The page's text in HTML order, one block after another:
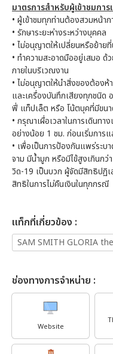
มาตรการสําหรับผู้เข้าชมกา
• ผู้เข้าชมทุกท่านต้องสวมหน้า
• รักษาระยะห่างระหว่างบุคคล
• ไม่อนุญาตให้เปลี่ยนหรือย้าย
• ทำความสะอาดมืออยู่เสมอ
ภายในบริเวณงาน
• ไม่อนุญาตให้นำสิ่งของต้องห้
และเครื่องบันทึกเสียงทุกชนิด
ฟี่ แท็ปเล็ต หรือ โน้ตบุคที่มีขนา
• กรุณาเผื่อเวลาในการเดินท
อย่างน้อย 1 ชม. ก่อนเริ่มการ
• เพื่อเป็นการป้องกันแพร่ระบ
จาม มีน้ำมูก หรือมีไข้สูงเกินกว่
วิด-19 เป็นบวก ผู้จัดมีสิทธิปฏิเ
สิทธิในการไม่คืนเงินในทุกกรณี
เเท็กที่เกี่ยวข้อง :
SAM SMITH GLORIA
ช่องทางการจำหน่าย :
Website